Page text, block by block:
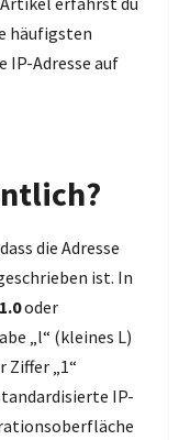
häufigsten
IP-Adresse auf
die Adresse
ist. In
oder
„l“ (kleines L)
„1“
IP-